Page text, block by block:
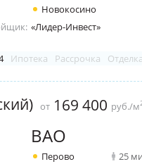
Новокосино
«Лидер-Инвест»
Ипотека Рассрочка
от 169 400 руб./м
ВАО
Перово
25